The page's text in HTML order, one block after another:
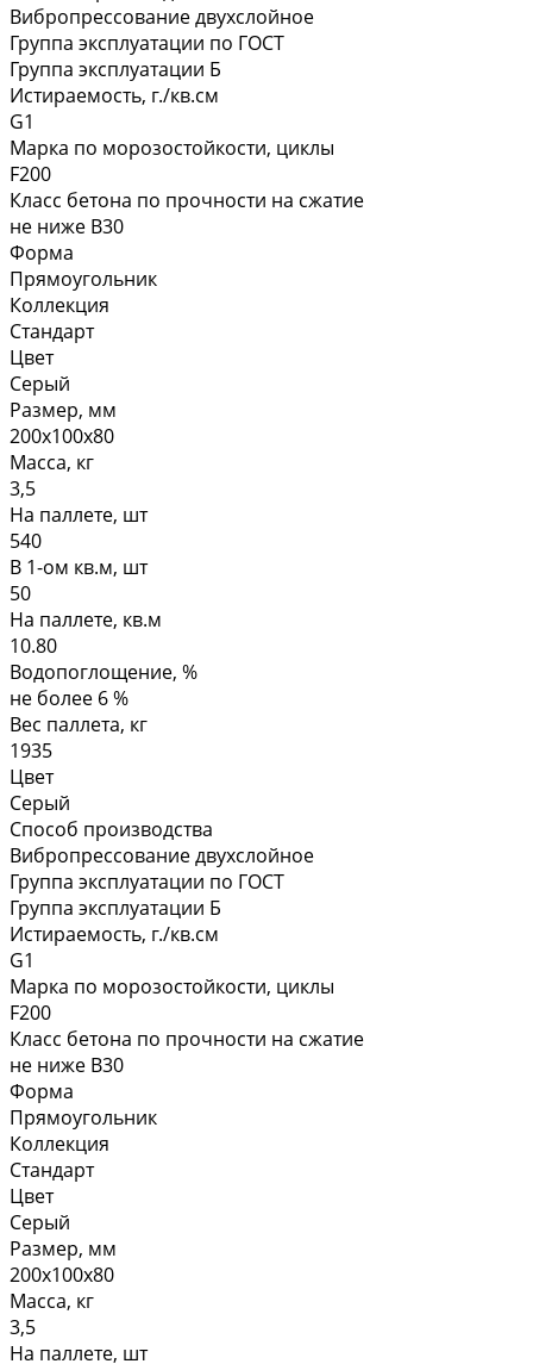
Вибропрессование двухслойное
Группа эксплуатации по ГОСТ
Группа эксплуатации Б
Истираемость, г./кв.см
G1
Марка по морозостойкости, циклы
F200
Класс бетона по прочности на сжатие
не ниже В30
Форма
Прямоугольник
Коллекция
Стандарт
Цвет
Серый
Размер, мм
200х100х80
Масса, кг
3,5
На паллете, шт
540
В 1-ом кв.м, шт
50
На паллете, кв.м
10.80
Водопоглощение, %
не более 6 %
Вес паллета, кг
1935
Цвет
Серый
Способ производства
Вибропрессование двухслойное
Группа эксплуатации по ГОСТ
Группа эксплуатации Б
Истираемость, г./кв.см
G1
Марка по морозостойкости, циклы
F200
Класс бетона по прочности на сжатие
не ниже В30
Форма
Прямоугольник
Коллекция
Стандарт
Цвет
Серый
Размер, мм
200х100х80
Масса, кг
3,5
На паллете, шт